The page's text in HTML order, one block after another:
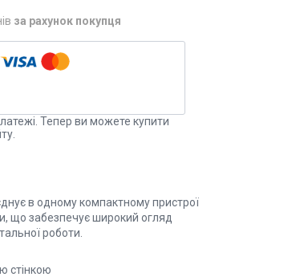
за рахунок покупця
Тепер ви можете купити
в одному компактному пристрої
що забезпечує широкий огляд
роботи.
стінкою